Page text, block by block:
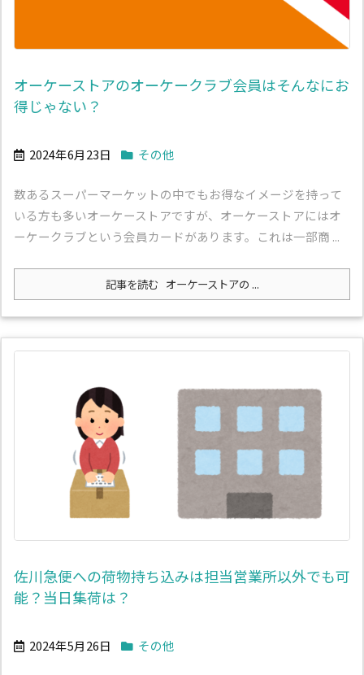
オーケーストアのオーケークラブ会員はそんなにお
得じゃない？
2024年6月23日 その他
数あるスーパーマーケットの中でもお得なイメージを持って
いる方も多いオーケーストアですが、オーケーストアにはオ
ーケークラブという会員カードがあります。これは一部商 ...
記事を読む オーケーストアの ...
佐川急便への荷物持ち込みは担当営業所以外でも可
能？当日集荷は？
2024年5月26日 その他